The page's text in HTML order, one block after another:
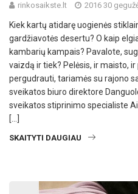
rinkosaikste.lt 2016 30
Kiek kartų atidarę uogienės
gardžiavotės desertu? O kaip
kambarių kampais? Pavalote,
vaizdą ir tiek? Pelėsis, ir maisto,
pergudrauti, tariamės su rajono
sveikatos biuro direktore
sveikatos stiprinimo specialiste
[…]
SKAITYTI DAUGIAU